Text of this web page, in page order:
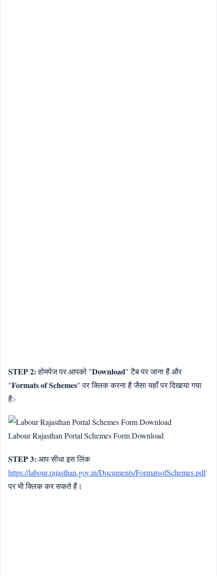
STEP 2:होमपेज पर आपको "Download" टैब पर जाना हैं और
"Formats of Schemes" पर क्लिक करना है जैसा यहाँ पर दिखाया गया
है:-
Labour Rajasthan Portal Schemes Form Download
STEP 3: आप सीधा इस लिंक
https://labour.rajasthan.gov.in/Documents/FormatsofSchemes.pdf
पर भी क्लिक कर सकते हैं।